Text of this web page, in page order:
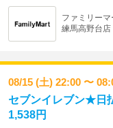
ファミリーマ
練馬高野台店
08/15 (土) 22:00 〜
セブンイレブン★日
1,538円